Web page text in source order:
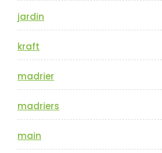
jardin
kraft
madrier
madriers
main